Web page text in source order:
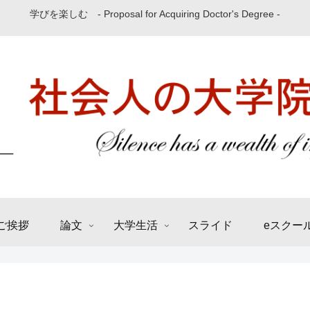
学びを楽しむ - Proposal for Acquiring Doctor's Degree -
挨拶 論文 大学生活 スライド eスクー